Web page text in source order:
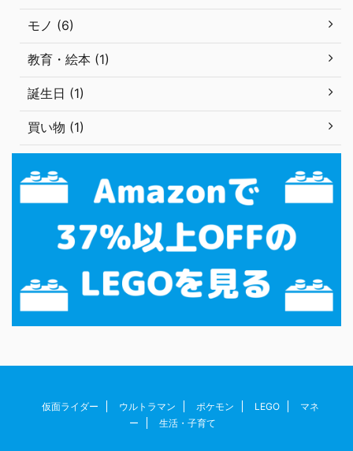
モノ (6)
教育・絵本 (1)
誕生日 (1)
買い物 (1)
仮面ライダー ウルトラマン ポケモン LEGO
マネ
ー
生活・子育て